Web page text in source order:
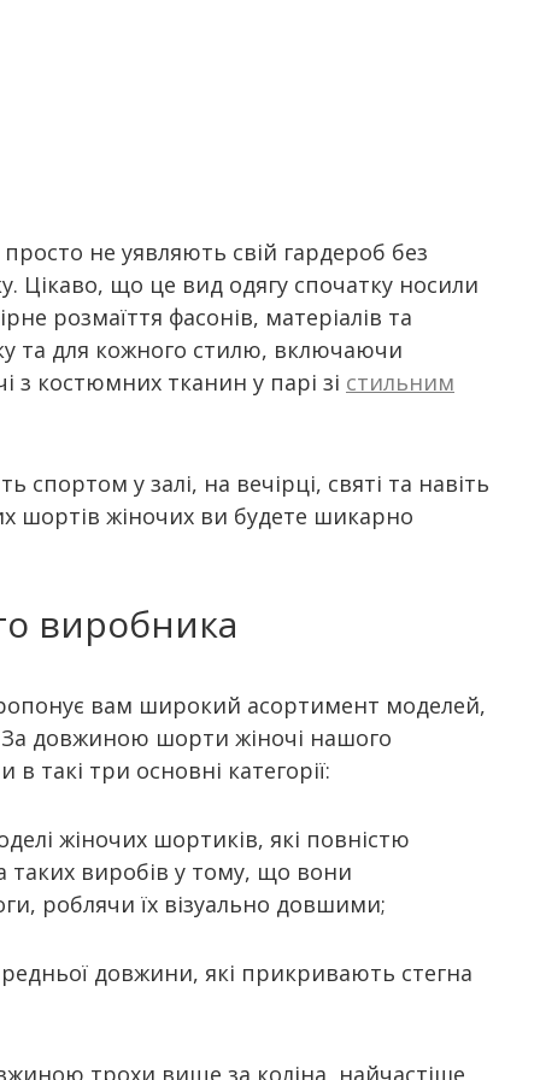
не уявляють свій гардероб без
Цікаво, що це вид одягу спочатку носили
розмаїття фасонів, матеріалів та
та для кожного стилю, включаючи
з костюмних тканин у парі зі стильним
спортом у залі, на вечірці, святі та навіть
шортів жіночих ви будете шикарно
виробника
вам широкий асортимент моделей,
довжиною шорти жіночі нашого
такі три основні категорії:
жіночих шортиків, які повністю
таких виробів у тому, що вони
роблячи їх візуально довшими;
довжини, які прикривають стегна